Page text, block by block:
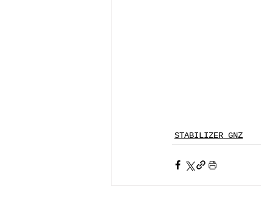
STABILIZER GNZ